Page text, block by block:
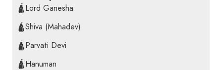
🛕Lord Ganesha
🛕Shiva (Mahadev)
🛕Parvati Devi
🛕Hanuman